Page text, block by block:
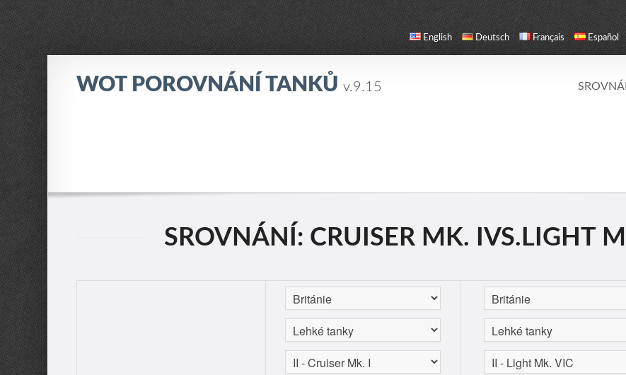
English Deutsch Français Español
WOT POROVNÁNÍ TANKŮv.9.15
SROVNÁNÍ: CRUISER MK. IVS.LIGHT